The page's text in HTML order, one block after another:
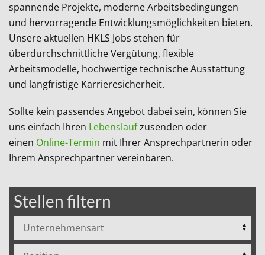
spannende Projekte, moderne Arbeitsbedingungen
und hervorragende Entwicklungsmöglichkeiten bieten.
Unsere aktuellen HKLS Jobs stehen für
überdurchschnittliche Vergütung, flexible
Arbeitsmodelle, hochwertige technische Ausstattung
und langfristige Karrieresicherheit.
Sollte kein passendes Angebot dabei sein, können Sie
uns einfach Ihren Lebenslaufzusenden oder
einen Online-Termin mit Ihrer Ansprechpartnerin oder
Ihrem Ansprechpartner vereinbaren.
Stellen filtern